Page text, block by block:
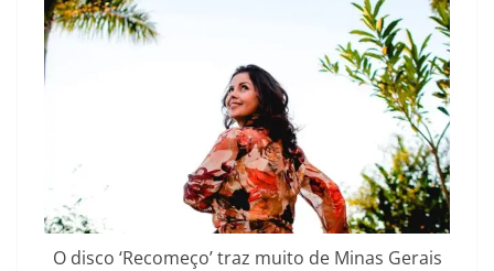
O disco ‘Recomeço’ traz muito de Minas Gerais